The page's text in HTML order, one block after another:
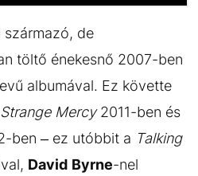
származó, de
töltő énekesnő 2007-ben
albumával. Ez követte
Strange Mercy2011-ben és
ben – ez utóbbit a Talking
David Byrne-nel